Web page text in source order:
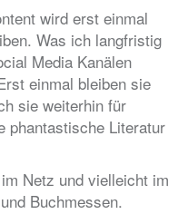
wird erst einmal
Was ich langfristig
Media Kanälen
einmal bleiben sie
sie weiterhin für
phantastische Literatur
Netz und vielleicht im
Buchmessen.